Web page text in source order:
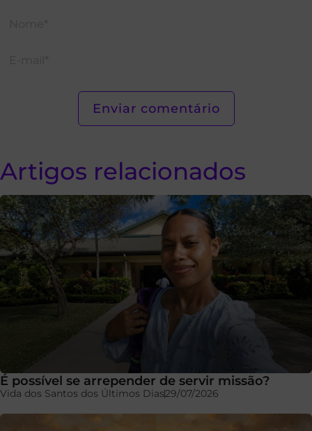
Artigos relacionados
É possível se arrepender de servir missão?
Vida dos Santos dos Últimos Dias29/07/2026